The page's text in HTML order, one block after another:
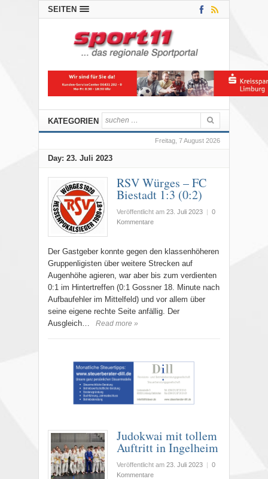
SEITEN
KATEGORIEN
Freitag, 7 August 2026
Day: 23. Juli 2023
RSV Würges – FC
Biestadt 1:3 (0:2)
Veröffentlicht am 23. Juli 2023
0
Kommentare
Der Gastgeber konnte gegen den klassenhöheren
Gruppenligisten über weitere Strecken auf
Augenhöhe agieren, war aber bis zum verdienten
0:1 im Hintertreffen (0:1 Gossner 18. Minute nach
Aufbaufehler im Mittelfeld) und vor allem über
seine eigene rechte Seite anfällig. Der
Ausgleich…
Read more »
Judokwai mit tollem
Auftritt in Ingelheim
Veröffentlicht am 23. Juli 2023 | 0
Kommentare